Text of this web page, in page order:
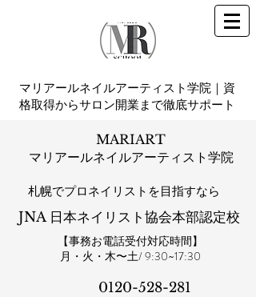
マリアールネイルアーティスト学院｜資
格取得からサロン開業まで徹底サポート
MARIART
マリアールネイルアーティスト学院
札幌​でプロネイリストを目指すなら
JNA 日本ネイリスト協会本部認定校
【事務お電話受付対応時間】
​月・火・木〜土/ 9:30~17:30
0120-528-281​